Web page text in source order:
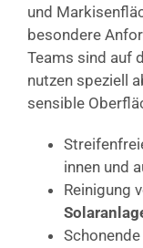
und
besondere
Teams sind auf
nutzen speziell
sensible
innen und
Reinigung
Schonende